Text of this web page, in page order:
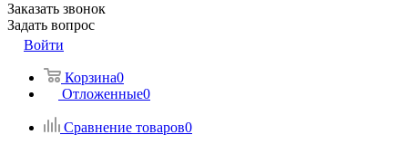
Заказать звонок
Задать вопрос
Войти
Корзина0
Отложенные0
Сравнение товаров0